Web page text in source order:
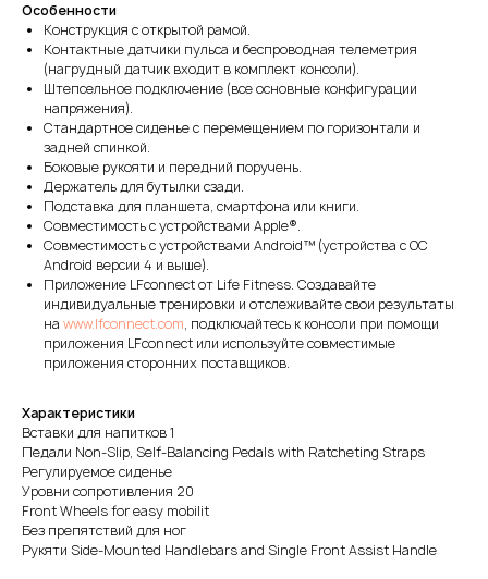
Особенности
Конструкция с открытой рамой.
Контактные датчики пульса и беспроводная телеметрия
(нагрудный датчик входит в комплект консоли).
Штепсельное подключение (все основные конфигурации
напряжения).
Стандартное сиденье с перемещением по горизонтали и
задней спинкой.
Боковые рукояти и передний поручень.
Держатель для бутылки сзади.
Подставка для планшета, смартфона или книги.
Совместимость с устройствами Apple®.
Совместимость с устройствами Android™ (устройства с ОС
Android версии 4 и выше).
Приложение LFconnect от Life Fitness. Создавайте
индивидуальные тренировки и отслеживайте свои результаты
на www.lfconnect.com, подключайтесь к консоли при помощи
приложения LFconnect или используйте совместимые
приложения сторонних поставщиков.
Характеристики
Вставки для напитков 1
Педали Non-Slip, Self-Balancing Pedals with Ratcheting Straps
Регулируемое сиденье
Уровни сопротивления 20
Front Wheels for easy mobilit
Без препятствий для ног
Рукяти Side-Mounted Handlebars and Single Front Assist Handle